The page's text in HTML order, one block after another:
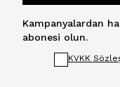
Kampanyalardan
abonesi olun.
KVKK